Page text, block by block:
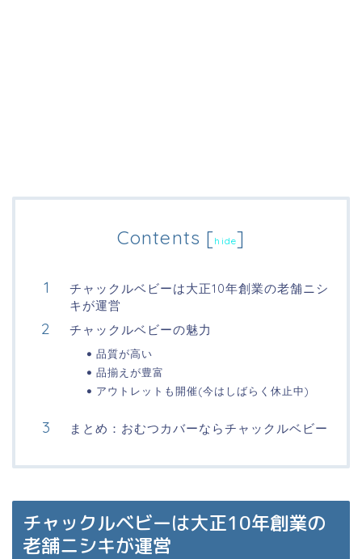
Contents [hide]
チャックルベビーは大正10年創業の老舗ニシ
キが運営
チャックルベビーの魅力
品質が高い
品揃えが豊富
アウトレットも開催(今はしばらく休止中)
まとめ：おむつカバーならチャックルベビー
チャックルベビーは大正10年創業の
老舗ニシキが運営